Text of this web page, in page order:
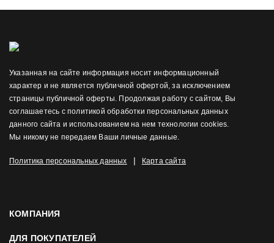
Указанная на сайте информация носит информационный
характер и не является публичной офертой, за исключением
страницы публичной оферты. Продолжая работу с сайтом, Вы
соглашаетесь с политикой обработки персональных данных
данного сайта и использованием на нем технологии cookies.
Мы никому не передаем Ваши личные данные.
Политика персональных данных | Карта сайта
КОМПАНИЯ
ДЛЯ ПОКУПАТЕЛЕЙ